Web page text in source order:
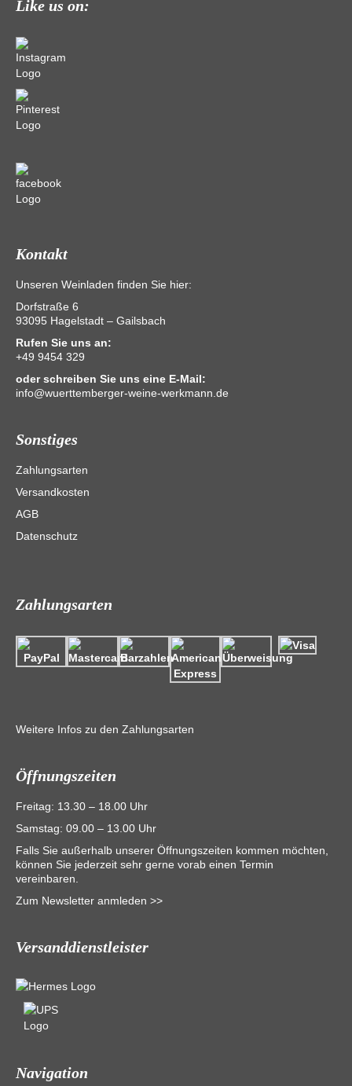
Like us on:
Kontakt
Unseren Weinladen finden Sie hier:
Dorfstraße 6
93095 Hagelstadt – Gailsbach
Rufen Sie uns an:
+49 9454 329
oder schreiben Sie uns eine E-Mail:
info@wuerttemberger-weine-werkmann.de
Sonstiges
Zahlungsarten
Versandkosten
AGB
Datenschutz
Zahlungsarten
Weitere Infos zu den Zahlungsarten
Öffnungszeiten
Freitag: 13.30 – 18.00 Uhr
Samstag: 09.00 – 13.00 Uhr
Falls Sie außerhalb unserer Öffnungszeiten kommen möchten,
können Sie jederzeit sehr gerne vorab einen Termin
vereinbaren.
Zum Newsletter anmleden >>
Versanddienstleister
Navigation